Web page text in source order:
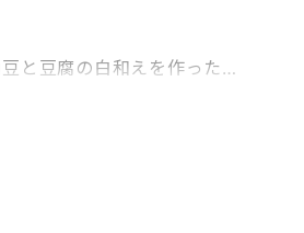
と豆腐の白和えを作った…